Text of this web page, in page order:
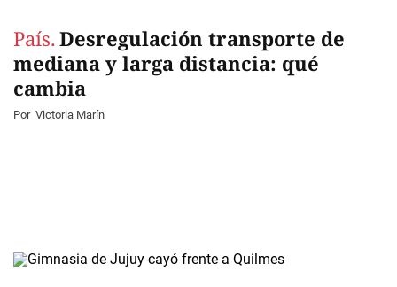
País. Desregulación transporte de
mediana y larga distancia: qué
cambia
Por Victoria Marín